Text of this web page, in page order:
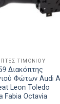
ΤΙΜΟΝΙΟΥ
Διακόπτης
Φώτων Audi
Leon Toledo
Fabia Octavia